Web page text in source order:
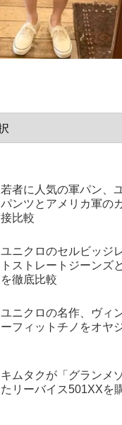
若者に人気の軍パン、
パンツとアメリカ軍の
接比較
ユニクロのセルビッジ
トストレートジーンズ
を徹底比較
ユニクロの名作、ヴィ
ーフィットチノをオヤ
キムタクが「グランメ
たリーバイス501XXを